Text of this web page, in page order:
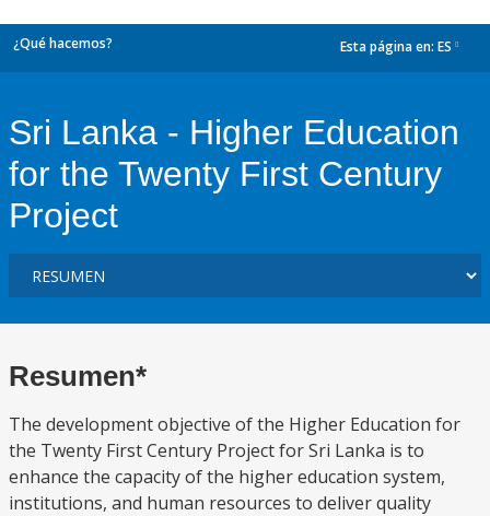
¿Qué hacemos? Esta página en: ES
Sri Lanka - Higher Education
for the Twenty First Century
Project
Resumen*
The development objective of the Higher Education for
the Twenty First Century Project for Sri Lanka is to
enhance the capacity of the higher education system,
institutions, and human resources to deliver quality